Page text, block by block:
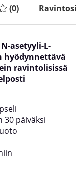
(0)
asetyyli-L-
hyödynnettävä
ravintolisissä
30 päiväksi